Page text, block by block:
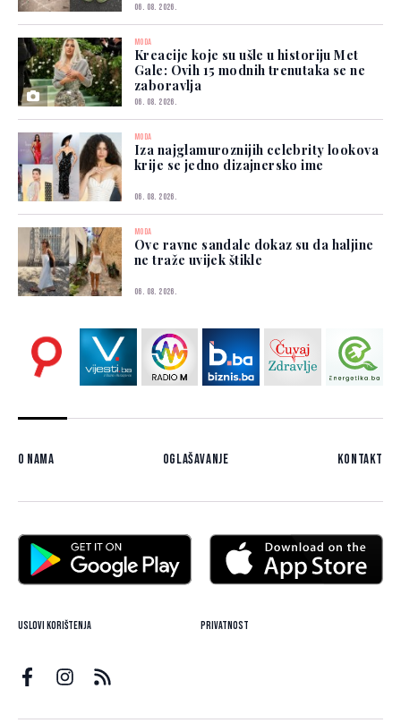
06. 08. 2026.
MODA
Kreacije koje su ušle u historiju Met
Gale: Ovih 15 modnih trenutaka se ne
zaboravlja
06. 08. 2026.
MODA
Iza najglamuroznijih celebrity lookova
krije se jedno dizajnersko ime
06. 08. 2026.
MODA
Ove ravne sandale dokaz su da haljine
ne traže uvijek štikle
06. 08. 2026.
O nama Oglašavanje Kontakt
Uslovi korištenja Privatnost